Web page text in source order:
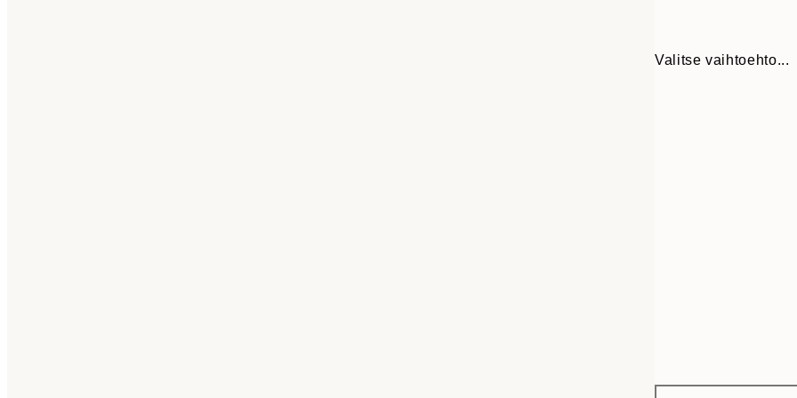
Valitse vaihtoehto...